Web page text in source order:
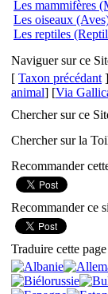
Les mammifères
Les oiseaux
Les reptiles
Naviguer sur ce
[ Taxon précédant
animal] [Via
Chercher sur ce
Chercher sur la
Recommander
Recommander ce
Traduire cette page